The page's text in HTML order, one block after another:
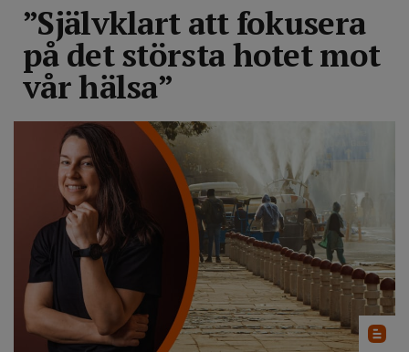
”Självklart att fokusera
på det största hotet mot
vår hälsa”